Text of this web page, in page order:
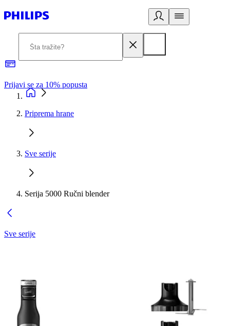
Prijavi se za 10% popusta
Priprema hrane
Sve serije
Serija 5000 Ručni blender
Sve serije